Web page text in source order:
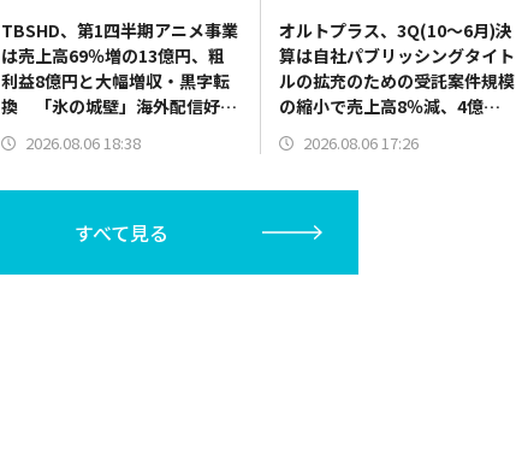
TBSHD、第1四半期アニメ事業
は売上高69％増の13億円、粗
利益8億円と大幅増収・黒字転
換 「氷の城壁」海外配信好
調、費用の適正化も
2026.08.06 18:38
オルトプラス、3Q(10～6月)決
算は自社パブリッシングタイト
ルの拡充のための受託案件規模
の縮小で売上高8％減、4億
5700万円の営業赤字に
2026.08.06 17:26
すべて見る